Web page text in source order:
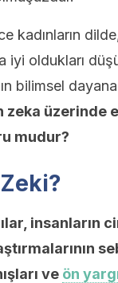
kadınların
iyi oldukları
bilimsel
zeka üzerinde
mudur?
insanların
ve ön